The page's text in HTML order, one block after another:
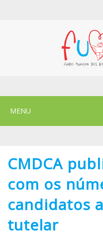
MENU
CMDCA
com os
candidatos
tutelar